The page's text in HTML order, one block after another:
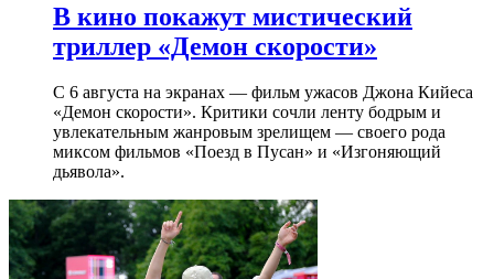
В кино покажут мистический
триллер «Демон скорости»
С 6 августа на экранах — фильм ужасов Джона Кийеса
«Демон скорости». Критики сочли ленту бодрым и
увлекательным жанровым зрелищeм — своего рода
миксом фильмов «Поезд в Пусан» и «Изгоняющий
дьявола».